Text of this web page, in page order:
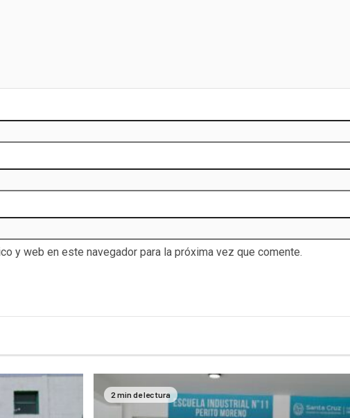
y web en este navegador para la próxima vez que comente.
2 min de lectura